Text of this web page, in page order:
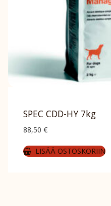
SPEC CDD-HY 7kg
88,50 €
LISÄÄ OSTOSKORIIN